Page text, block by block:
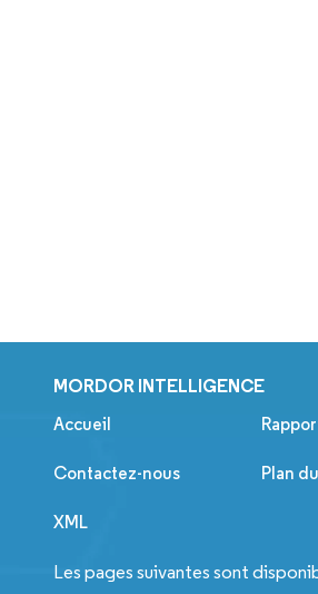
MORDOR INTELLIGENCE
Accueil
Contactez-nous Plan
XML
Les pages suivantes sont